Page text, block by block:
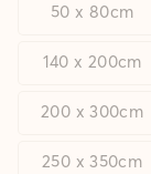
50 x 80cm
140 x 200cm
200 x 300cm
250 x 350cm